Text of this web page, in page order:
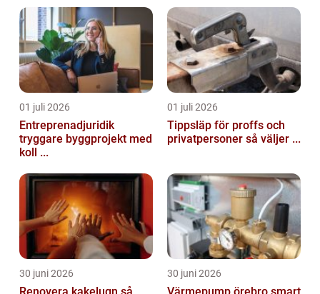
01 juli 2026
Entreprenadjuridik
tryggare byggprojekt med
koll ...
01 juli 2026
Tippsläp för proffs och
privatpersoner så väljer ...
30 juni 2026 30 juni 2026